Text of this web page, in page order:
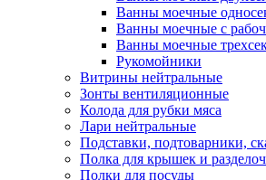
Ванны моечные
Ванны моечные с
Ванны моечные
Рукомойники
Витрины нейтральные
Зонты вентиляционные
Колода для рубки мяса
Лари нейтральные
Подставки, подтоварники,
Полка для крышек и
Полки для посуды